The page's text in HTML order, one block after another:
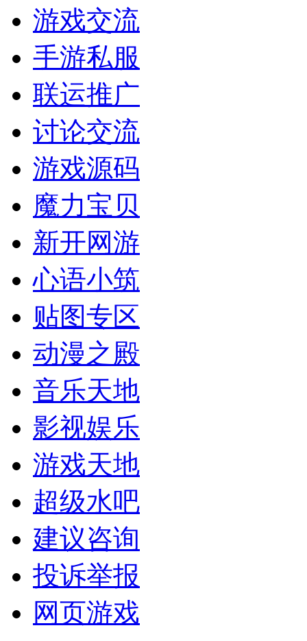
游戏交流
手游私服
联运推广
讨论交流
游戏源码
魔力宝贝
新开网游
心语小筑
贴图专区
动漫之殿
音乐天地
影视娱乐
游戏天地
超级水吧
建议咨询
投诉举报
网页游戏